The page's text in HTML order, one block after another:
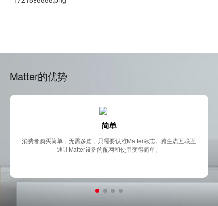
Matter的优势
简单
消费者购买简单，无需多虑，只需要认准Matter标志。跨生态互联互
通让Matter设备的配网和使用变得简单。